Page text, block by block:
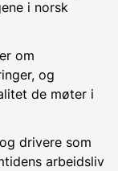
i norsk
om
og
de møter i
drivere som
arbeidsliv